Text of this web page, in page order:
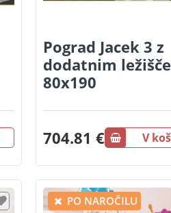
Pograd Jacek 3 z
dodatnim
80x190
704.81 € V
PO NAROČILU